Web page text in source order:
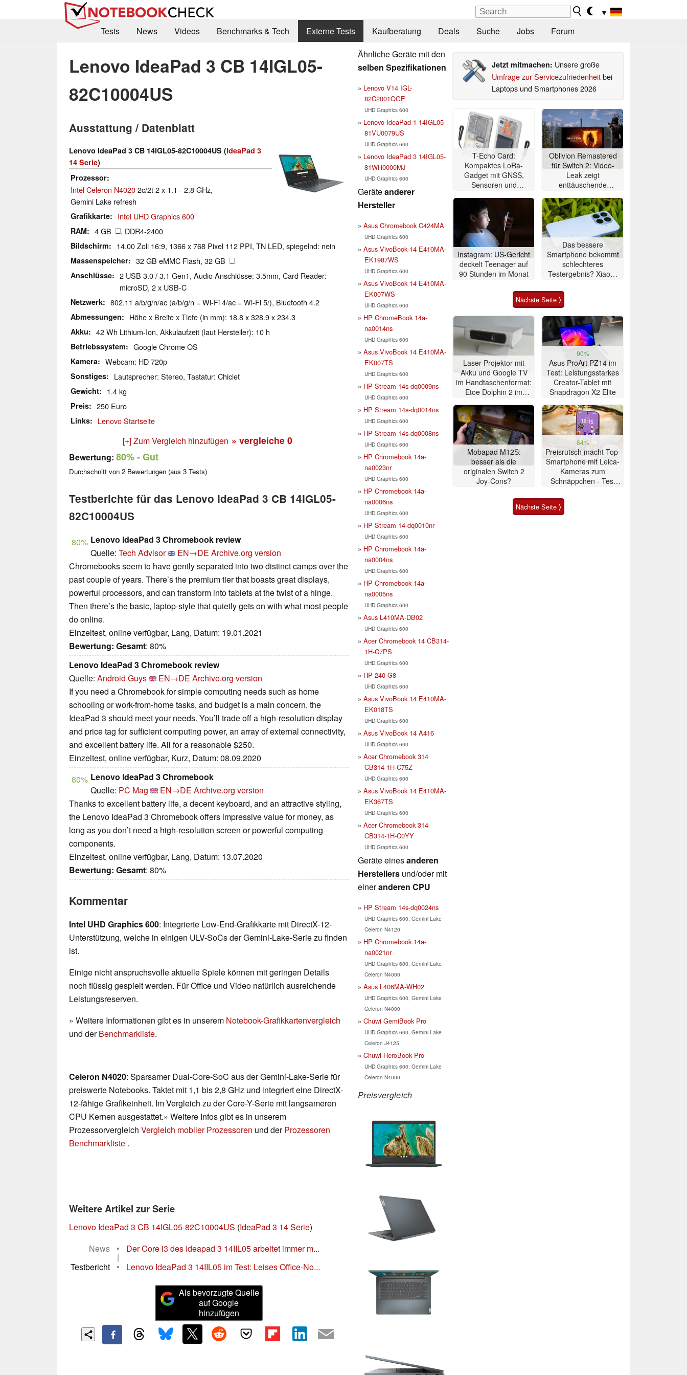
▼
Tests
News Videos Benchmarks & Tech Externe Tests Kaufberatung Deals Suche Jobs Forum
Lenovo IdeaPad 3 CB 14IGL05-
82C10004US
Ausstattung / Datenblatt
Lenovo IdeaPad 3 CB 14IGL05-82C10004US (IdeaPad 3
14 Serie)
Prozessor
Intel Celeron N40202c/2t 2 x 1.1 - 2.8 GHz,
Gemini Lake refresh
Grafikkarte Intel UHD Graphics 600
RAM 4 GB , DDR4-2400
Bildschirm 14.00 Zoll 16:9, 1366 x 768 Pixel 112 PPI, TN LED, spiegelnd: nein
Massenspeicher 32 GB eMMC Flash, 32 GB
Anschlüsse
2 USB 3.0 / 3.1 Gen1, Audio Anschlüsse: 3.5mm, Card Reader:
microSD, 2 x USB-C
Netzwerk 802.11 a/b/g/n/ac (a/b/g/n = Wi-Fi 4/ac = Wi-Fi 5/), Bluetooth 4.2
Abmessungen Höhe x Breite x Tiefe (in mm): 18.8 x 328.9 x 234.3
Akku 42 Wh Lithium-Ion, Akkulaufzeit (laut Hersteller): 10 h
Betriebssystem Google Chrome OS
Kamera Webcam: HD 720p
Sonstiges Lautsprecher: Stereo, Tastatur: Chiclet
Gewicht 1.4 kg
Preis 250 Euro
Links Lenovo Startseite
[+] Zum Vergleich hinzufügen » vergleiche 0
Bewertung: 80%- Gut
Durchschnitt von 2 Bewertungen (aus 3 Tests)
Testberichte für das Lenovo IdeaPad 3 CB 14IGL05-
82C10004US
80% Lenovo IdeaPad 3 Chromebook review
Quelle: Tech Advisor EN→DE Archive.org version
Chromebooks seem to have gently separated into two distinct camps over the
past couple of years. There’s the premium tier that boasts great displays,
powerful processors, and can transform into tablets at the twist of a hinge.
Then there’s the basic, laptop-style that quietly gets on with what most people
do online.
Einzeltest, online verfügbar, Lang, Datum: 19.01.2021
Bewertung: Gesamt: 80%
Lenovo IdeaPad 3 Chromebook review
Quelle: Android Guys EN→DE Archive.org version
If you need a Chromebook for simple computing needs such as home
schooling or work-from-home tasks, and budget is a main concern, the
IdeaPad 3 should meet your needs. You’ll trade off a high-resolution display
and price tag for sufficient computing power, an array of external connectivity,
and excellent battery life. All for a reasonable $250.
Einzeltest, online verfügbar, Kurz, Datum: 08.09.2020
80% Lenovo IdeaPad 3 Chromebook
Quelle: PC Mag EN→DE Archive.org version
Thanks to excellent battery life, a decent keyboard, and an attractive styling,
the Lenovo IdeaPad 3 Chromebook offers impressive value for money, as
long as you don’t need a high-resolution screen or powerful computing
components.
Einzeltest, online verfügbar, Lang, Datum: 13.07.2020
Bewertung: Gesamt: 80%
Kommentar
Intel UHD Graphics 600: Integrierte Low-End-Grafikkarte mit DirectX-12-
Unterstützung, welche in einigen ULV-SoCs der Gemini-Lake-Serie zu finden
ist.
Einige nicht anspruchsvolle aktuelle Spiele können mit geringen Details
noch flüssig gespielt werden. Für Office und Video natürlich ausreichende
Leistungsreserven.
» Weitere Informationen gibt es in unserem Notebook-Grafikkartenvergleich
und derBenchmarkliste.
Celeron N4020: Sparsamer Dual-Core-SoC aus der Gemini-Lake-Serie für
preiswerte Notebooks. Taktet mit 1,1 bis 2,8 GHz und integriert eine DirectX-
12-fähige Grafikeinheit. Im Vergleich zu der Core-Y-Serie mit langsameren
CPU Kernen ausgestattet.» Weitere Infos gibt es in unserem
Prozessorvergleich Vergleich mobiler Prozessoren und derProzessoren
Benchmarkliste .
Weitere Artikel zur Serie
Lenovo IdeaPad 3 CB 14IGL05-82C10004US (IdeaPad 3 14 Serie)
News
• Der Core i3 des Ideapad 3 14IIL05 arbeitet immer m...
|
Testbericht
• Lenovo IdeaPad 3 14IIL05 im Test: Leises Office-No...
Als bevorzugte Quelle
auf Google
hinzufügen
Ähnliche Geräte mit den
selben Spezifikationen
Lenovo V14 IGL-
82C2001QGE
UHD Graphics 600
Lenovo IdeaPad 1 14IGL05-
81VU0079US
UHD Graphics 600
Lenovo IdeaPad 3 14IGL05-
81WH0000MJ
UHD Graphics 600
Geräteanderer
Hersteller
Asus Chromebook C424MA
UHD Graphics 600
Asus VivoBook 14 E410MA-
EK1987WS
UHD Graphics 600
Asus VivoBook 14 E410MA-
EK007WS
UHD Graphics 600
HP ChromeBook 14a-
na0014ns
UHD Graphics 600
Asus VivoBook 14 E410MA-
EK007TS
UHD Graphics 600
HP Stream 14s-dq0009ns
UHD Graphics 600
HP Stream 14s-dq0014ns
UHD Graphics 600
HP Stream 14s-dq0008ns
UHD Graphics 600
HP Chromebook 14a-
na0023nr
UHD Graphics 600
HP Chromebook 14a-
na0006ns
UHD Graphics 600
HP Stream 14-dq0010nr
UHD Graphics 600
HP Chromebook 14a-
na0004ns
UHD Graphics 600
HP Chromebook 14a-
na0005ns
UHD Graphics 600
Asus L410MA-DB02
UHD Graphics 600
Acer Chromebook 14 CB314-
1H-C7PS
UHD Graphics 600
HP 240 G8
UHD Graphics 600
Asus VivoBook 14 E410MA-
EK018TS
UHD Graphics 600
Asus VivoBook 14 A416
UHD Graphics 600
Acer Chromebook 314
CB314-1H-C75Z
UHD Graphics 600
Asus VivoBook 14 E410MA-
EK367TS
UHD Graphics 600
Acer Chromebook 314
CB314-1H-C0YY
UHD Graphics 600
Geräte einesanderen
Herstellers und/oder mit
eineranderen CPU
HP Stream 14s-dq0024ns
UHD Graphics 600, Gemini Lake
Celeron N4120
HP Chromebook 14a-
na0021nr
UHD Graphics 600, Gemini Lake
Celeron N4000
Asus L406MA-WH02
UHD Graphics 600, Gemini Lake
Celeron N4000
Chuwi GemiBook Pro
UHD Graphics 600, Gemini Lake
Celeron J4125
Chuwi HeroBook Pro
UHD Graphics 600, Gemini Lake
Celeron N4000
Preisvergleich
Jetzt mitmachen: Unsere große
Umfrage zur Servicezufriedenheitbei
Laptops und Smartphones 2026
T-Echo Card:
Kompaktes LoRa-
Gadget mit GNSS,
Sensoren und
Oblivion Remastered
für Switch 2: Video-
Leak zeigt
enttäuschende
Instagram: US-Gericht
deckelt Teenager auf
90 Stunden im Monat
Das bessere
Smartphone bekommt
schlechteres
Testergebnis? Xiaomi
Nächste Seite ⟩
Laser-Projektor mit
Akku und Google TV
im Handtaschenformat:
Etoe Dolphin 2 im
90%
Asus ProArt PZ14 im
Test: Leistungsstarkes
Creator-Tablet mit
Snapdragon X2 Elite
Mobapad M12S:
besser als die
originalen Switch 2
Joy-Cons?
84%
Preisrutsch macht Top-
Smartphone mit Leica-
Kameras zum
Schnäppchen - Test
Nächste Seite ⟩